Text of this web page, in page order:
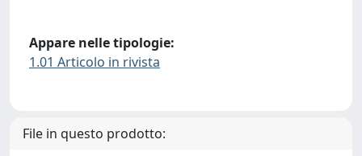
Appare nelle tipologie:
1.01 Articolo in rivista
File in questo prodotto: